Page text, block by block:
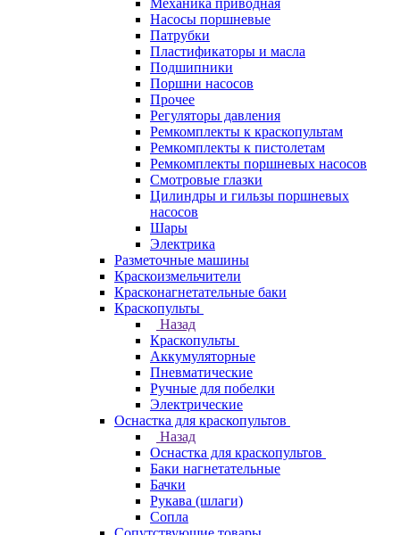
Механика приводная
Насосы поршневые
Патрубки
Пластификаторы и масла
Подшипники
Поршни насосов
Прочее
Регуляторы давления
Ремкомплекты к краскопультам
Ремкомплекты к пистолетам
Ремкомплекты поршневых насосов
Смотровые глазки
Цилиндры и гильзы поршневых
насосов
Шары
Электрика
Разметочные машины
Краскоизмельчители
Красконагнетательные баки
Краскопульты
Назад
Краскопульты
Аккумуляторные
Пневматические
Ручные для побелки
Электрические
Оснастка для краскопультов
Назад
Оснастка для краскопультов
Баки нагнетательные
Бачки
Рукава (шлаги)
Сопла